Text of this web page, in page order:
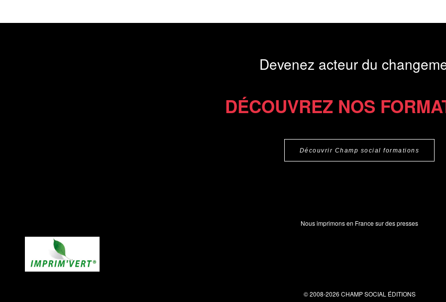
Devenez acteur du
DÉCOUVREZ NOS
Découvrir Champ social formations
Nous imprimons en France sur des presses
© 2008-2026 CHAMP SOCIAL ÉDITIONS